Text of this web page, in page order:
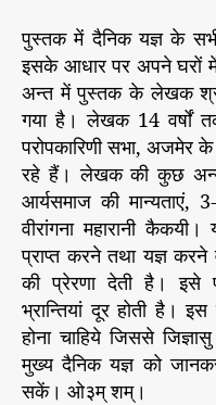
पुस्तक में दैनिक यज्ञ के
इसके आधार पर अपने घरों
अन्त में पुस्तक के लेखक श्री
गया है। लेखक 14 वर्षों तक
परोपकारिणी सभा, अजमेर
रहे हैं। लेखक की कुछ
आर्यसमाज की मान्यताएं,
वीरांगना महारानी
प्राप्त करने तथा यज्ञ
की प्रेरणा देती है।
भ्रान्तियां दूर होती है।
होना चाहिये जिससे
मुख्य दैनिक यज्ञ को
सकें। ओ३म् शम्।